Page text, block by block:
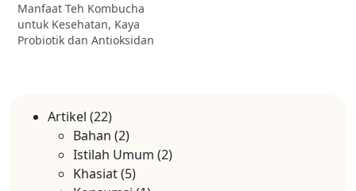
Manfaat Teh Kombucha
untuk Kesehatan, Kaya
Probiotik dan Antioksidan
Artikel (22)
Bahan (2)
Istilah Umum (2)
Khasiat(5)